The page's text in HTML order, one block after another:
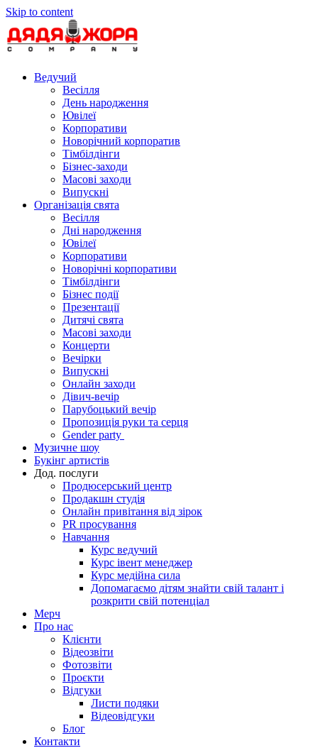
Skip to content
Ведучий
Весілля
День народження
Ювілеї
Корпоративи
Новорічний корпоратив
Тімбілдінги
Бізнес-заходи
Масові заходи
Випускні
Організація свята
Весілля
Дні народження
Ювілеї
Корпоративи
Новорічні корпоративи
Тімбілдінги
Бізнес події
Презентації
Дитячі свята
Масові заходи
Концерти
Вечірки
Випускні
Онлайн заходи
Дівич-вечір
Парубоцький вечір
Пропозиція руки та серця
Gender party
Музичне шоу
Букінг артистів
Дод. послуги
Продюсерський центр
Продакшн студія
Онлайн привітання від зірок
PR просування
Навчання
Курс ведучий
Курс івент менеджер
Курс медійна сила
Допомагаємо дітям знайти свій талант і
розкрити свій потенціал
Мерч
Про нас
Клієнти
Відеозвіти
Фотозвіти
Проєкти
Відгуки
Листи подяки
Відеовідгуки
Блог
Контакти